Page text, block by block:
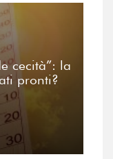
cecità”: la
pronti?